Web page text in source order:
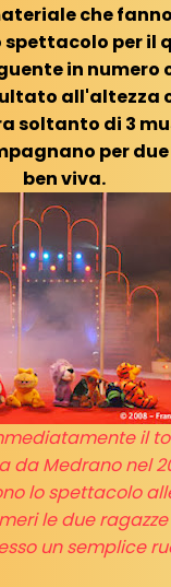
che
spettacolo per il
in numero
all'altezza
soltanto di 3
per
ben viva.
il
da Medrano nel
lo spettacolo
le due
un semplice